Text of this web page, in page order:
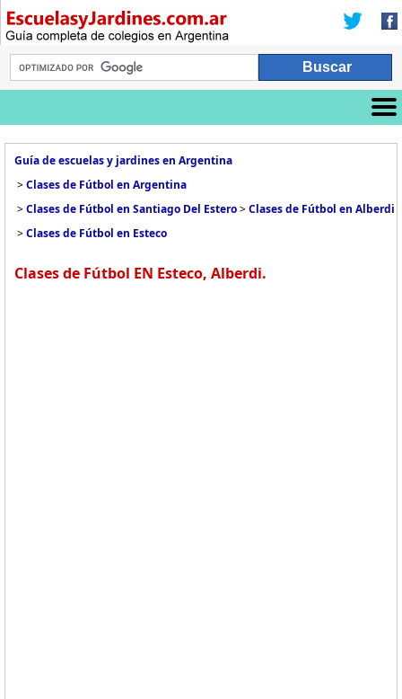
Guía de escuelas y jardines en Argentina
>Clases de Fútbol en Argentina
>Clases de Fútbol en Santiago Del Estero>Clases de Fútbol en Alberdi
>Clases de Fútbol en Esteco
Clases de Fútbol EN Esteco, Alberdi.